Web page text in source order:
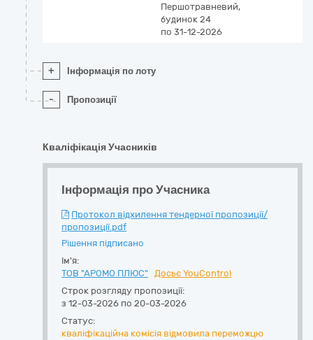
Першотравневий,
будинок 24
по 31-12-2026
+ Інформація по лоту
- Пропозиції
Кваліфікація Учасників
Інформація про Учасника
Протокол відхилення тендерної пропозиції/
пропозиції.pdf
Рішення підписано
Ім'я:
ТОВ "АРОМО ПЛЮС"
Досьє YouControl
Строк розгляду пропозиції:
з 12-03-2026 по 20-03-2026
Статус:
кваліфікаційна комісія відмовила переможцю